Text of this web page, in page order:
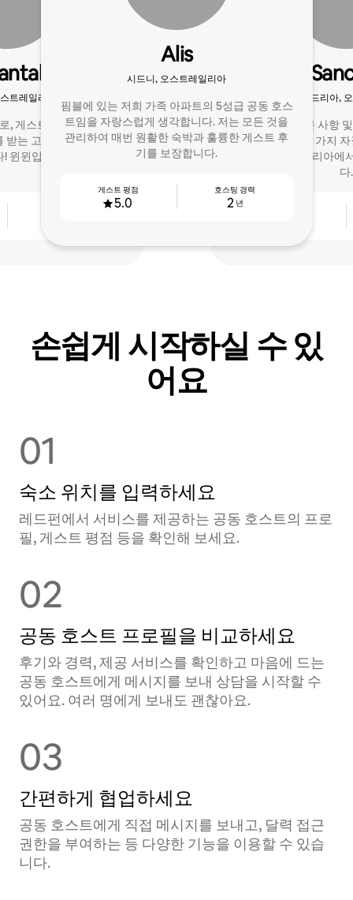
트레일리아
, 게스트의 편안함을 중
받는 고성능 숙소를 전문
윈윈입니다!
Alis
시드니, 오스트레일리아
핌블에 있는 저희 가족 아파트의 5성급 공동 호스
트임을 자랑스럽게 생각합니다. 저는 모든 것을
관리하여 매번 원활한 숙박과 훌륭한 게스트 후
기를 보장합니다.
5.0
게스트 평점
2 년
호스팅 경력
알렉산드리아,
마무리 손길, 기본 사항
퍼호스트가 된 몇 가지
일스주 알렉산드리아에
다.
손쉽게 시작하실 수 있
어요
01
숙소 위치를 입력하세요
레드펀에서 서비스를 제공하는 공⁠동 호⁠스⁠트⁠의 프로
필, 게스트 평점 등을 확⁠인⁠해 보⁠세⁠요⁠.
02
공동 호스트 프로필을 비교하세요
후기와 경력, 제공 서비스를 확인하고 마음에 드는
공동 호스트에게 메시지를 보내 상담을 시작할 수
있어요. 여러 명에게 보내도 괜찮아요.
03
간편하게 협업하세요
공동 호스트에게 직접 메시지를 보내고, 달력 접근
권한을 부여하는 등 다양한 기능을 이용할 수 있습
니다.